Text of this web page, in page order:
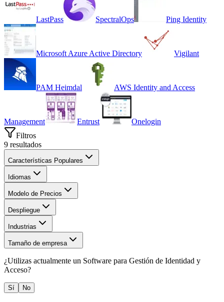
LastPass SpectralOps Ping Identity
Microsoft Azure Active Directory Vigilant
PAM Heimdal AWS Identity and Access
Management Entrust
Onelogin
Filtros
9 resultados
Características Populares
Idiomas
Modelo de Precios
Despliegue
Industrias
Tamaño de empresa
¿Utilizas actualmente un Software para Gestión de Identidad y
Acceso?
Sí No